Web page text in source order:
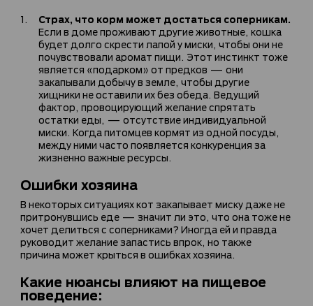
Страх, что корм может достаться соперникам.
Если в доме проживают другие животные, кошка
будет долго скрести лапой у миски, чтобы они не
почувствовали аромат пищи. Этот инстинкт тоже
является «подарком» от предков — они
закапывали добычу в земле, чтобы другие
хищники не оставили их без обеда. Ведущий
фактор, провоцирующий желание спрятать
остатки еды, — отсутствие индивидуальной
миски. Когда питомцев кормят из одной посуды,
между ними часто появляется конкуренция за
жизненно важные ресурсы.
Ошибки хозяина
В некоторых ситуациях кот закапывает миску даже не
притронувшись еде — значит ли это, что она тоже не
хочет делиться с соперниками? Иногда ей и правда
руководит желание запастись впрок, но также
причина может крыться в ошибках хозяина.
Какие нюансы влияют на пищевое
поведение: